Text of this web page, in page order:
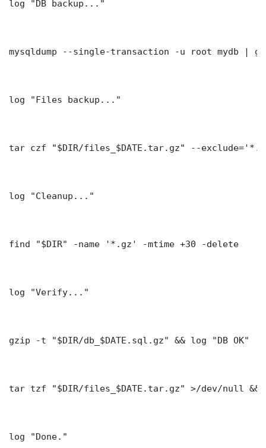
log "DB backup..."
mysqldump --single-transaction -u root mydb |
log "Files backup..."
tar czf "$DIR/files_$DATE.tar.gz" --
log "Cleanup..."
find "$DIR" -name '*.gz' -mtime +30 -delete
log "Verify..."
gzip -t "$DIR/db_$DATE.sql.gz" && log "DB OK"
tar tzf "$DIR/files_$DATE.tar.gz" >/dev/null &&
log "Done."